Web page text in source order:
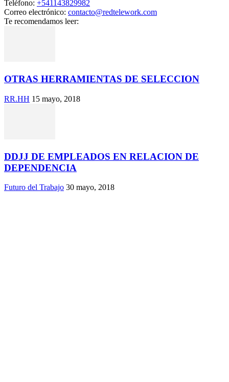
Teléfono: +541143829982
Correo electrónico: contacto@redtelework.com
Te recomendamos leer:
OTRAS HERRAMIENTAS DE SELECCION
RR.HH 15 mayo, 2018
DDJJ DE EMPLEADOS EN RELACION DE
DEPENDENCIA
Futuro del Trabajo 30 mayo, 2018